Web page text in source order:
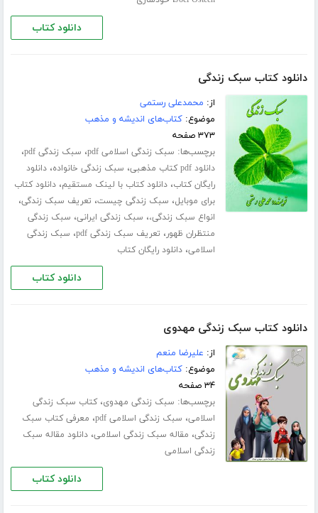
دانلود کتاب
دانلود کتاب سبک زندگی
از: محمدعلی رستمی
موضوع:کتاب‌های اندیشه و مذهب
۳۷۳ صفحه
برچسب‌ها: سبک زندگی اسلامی pdf ، سبک زندگی pdf ،
دانلود pdf کتاب مذهبی ، سبک زندگی خانواده،دانلود
رایگان کتاب،دانلود کتاب با لینک مستقیم،دانلود کتاب
برای موبایل، سبک زندگی چیست، تعریف سبک زندگی،
انواع سبک زندگی،، سبک زندگی ایرانی، سبک زندگی
منتظران ظهور، تعریف سبک زندگی pdf ، سبک زندگی
اسلامی،دانلود رایگان کتاب
دانلود کتاب
دانلود کتاب سبک زندگی مهدوی
از: علیرضا منعم
موضوع:کتاب‌های اندیشه و مذهب
۳۴ صفحه
برچسب‌ها: سبک زندگی مهدوی،کتاب سبک زندگی
اسلامی، سبک زندگی اسلامی pdf ، معرفی کتاب سبک
زندگی، مقاله سبک زندگی اسلامی،دانلود مقاله سبک
زندگی اسلامی
دانلود کتاب